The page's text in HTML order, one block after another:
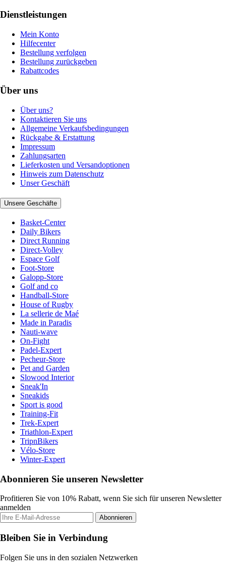
Dienstleistungen
Mein Konto
Hilfecenter
Bestellung verfolgen
Bestellung zurückgeben
Rabattcodes
Über uns
Über uns?
Kontaktieren Sie uns
Allgemeine Verkaufsbedingungen
Rückgabe & Erstattung
Impressum
Zahlungsarten
Lieferkosten und Versandoptionen
Hinweis zum Datenschutz
Unser Geschäft
Unsere Geschäfte
Basket-Center
Daily Bikers
Direct Running
Direct-Volley
Espace Golf
Foot-Store
Galopp-Store
Golf and co
Handball-Store
House of Rugby
La sellerie de Maé
Made in Paradis
Nauti-wave
On-Fight
Padel-Expert
Pecheur-Store
Pet and Garden
Slowood Interior
Sneak'In
Sneakids
Sport is good
Training-Fit
Trek-Expert
Triathlon-Expert
TripnBikers
Vélo-Store
Winter-Expert
Abonnieren Sie unseren Newsletter
Profitieren Sie von 10% Rabatt, wenn Sie sich für unseren Newsletter
anmelden
Abonnieren
Bleiben Sie in Verbindung
Folgen Sie uns in den sozialen Netzwerken